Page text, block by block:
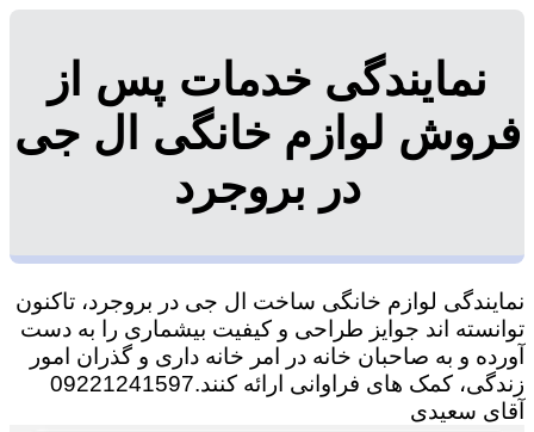
نمایندگی خدمات پس از
فروش لوازم خانگی ال جی
در بروجرد
نمایندگی لوازم خانگی ساخت ال جی در بروجرد، تاکنون
توانسته اند جوایز طراحی و کیفیت بیشماری را به دست
آورده و به صاحبان خانه در امر خانه داری و گذران امور
زندگی، کمک های فراوانی ارائه کنند.09221241597
آقای سعیدی